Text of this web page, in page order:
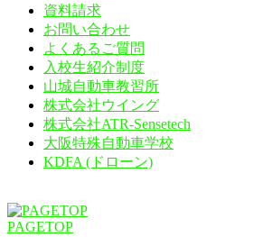
資料請求
お問い合わせ
よくあるご質問
入校生紹介制度
山城自動車教習所
株式会社ウイング
株式会社ATR-Sensetech
大阪特殊自動車学校
KDFA (ドローン)
PAGETOP